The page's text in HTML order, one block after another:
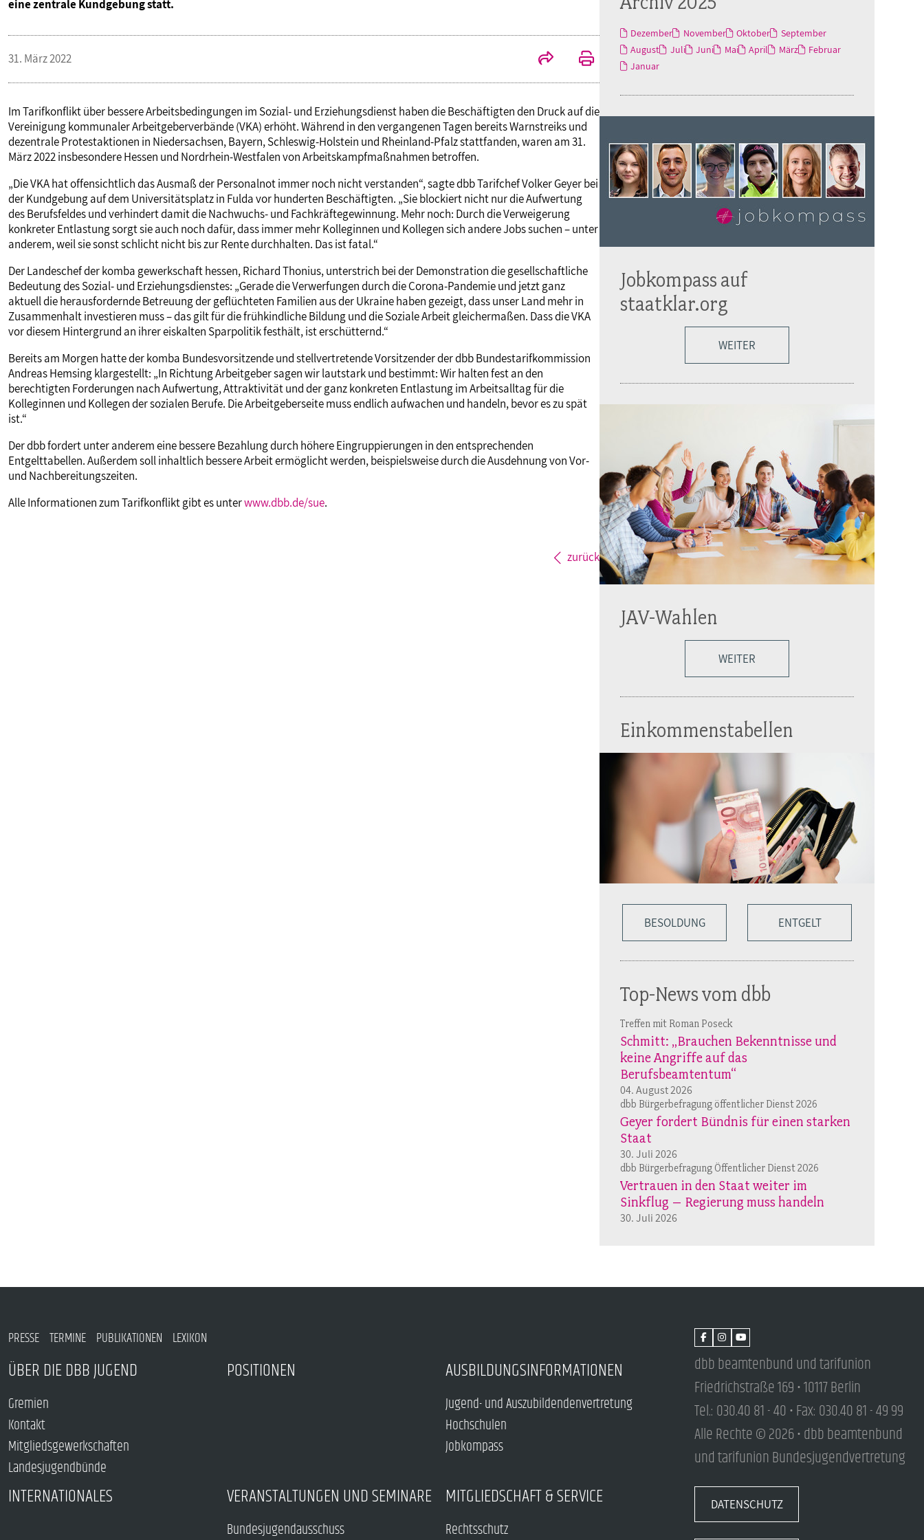
Parlamentarisches Sommerfest
MITGLIEDSCHAFT & SERVICE
eine zentrale Kundgebung statt.
31. März 2022
Im Tarifkonflikt über bessere Arbeitsbedingungen im Sozial- und Erziehungsdienst haben die Beschäftigten den Druck auf die
Vereinigung kommunaler Arbeitgeberverbände (VKA) erhöht. Während in den vergangenen Tagen bereits Warnstreiks und
dezentrale Protestaktionen in Niedersachsen, Bayern, Schleswig-Holstein und Rheinland-Pfalz stattfanden, waren am 31.
März 2022 insbesondere Hessen und Nordrhein-Westfalen von Arbeitskampfmaßnahmen betroffen.
„Die VKA hat offensichtlich das Ausmaß der Personalnot immer noch nicht verstanden“, sagte dbb Tarifchef Volker Geyer bei
der Kundgebung auf dem Universitätsplatz in Fulda vor hunderten Beschäftigten. „Sie blockiert nicht nur die Aufwertung
des Berufsfeldes und verhindert damit die Nachwuchs- und Fachkräftegewinnung. Mehr noch: Durch die Verweigerung
konkreter Entlastung sorgt sie auch noch dafür, dass immer mehr Kolleginnen und Kollegen sich andere Jobs suchen – unter
anderem, weil sie sonst schlicht nicht bis zur Rente durchhalten. Das ist fatal.“
Der Landeschef der komba gewerkschaft hessen, Richard Thonius, unterstrich bei der Demonstration die gesellschaftliche
Bedeutung des Sozial- und Erziehungsdienstes: „Gerade die Verwerfungen durch die Corona-Pandemie und jetzt ganz
aktuell die herausfordernde Betreuung der geflüchteten Familien aus der Ukraine haben gezeigt, dass unser Land mehr in
Zusammenhalt investieren muss – das gilt für die frühkindliche Bildung und die Soziale Arbeit gleichermaßen. Dass die VKA
vor diesem Hintergrund an ihrer eiskalten Sparpolitik festhält, ist erschütternd.“
Bereits am Morgen hatte der komba Bundesvorsitzende und stellvertretende Vorsitzender der dbb Bundestarifkommission
Andreas Hemsing klargestellt: „In Richtung Arbeitgeber sagen wir lautstark und bestimmt: Wir halten fest an den
berechtigten Forderungen nach Aufwertung, Attraktivität und der ganz konkreten Entlastung im Arbeitsalltag für die
Kolleginnen und Kollegen der sozialen Berufe. Die Arbeitgeberseite muss endlich aufwachen und handeln, bevor es zu spät
ist.“
Der dbb fordert unter anderem eine bessere Bezahlung durch höhere Eingruppierungen in den entsprechenden
Entgelttabellen. Außerdem soll inhaltlich bessere Arbeit ermöglicht werden, beispielsweise durch die Ausdehnung von Vor-
und Nachbereitungszeiten.
Alle Informationen zum Tarifkonflikt gibt es unterwww.dbb.de/sue.
zurück
Dezember November Oktober
September
August
Juli Juni Mai April März
Februar
Januar
Jobkompass auf
staatklar.org
WEITER
JAV-Wahlen
WEITER
Einkommenstabellen
BESOLDUNG ENTGELT
Top-News vom dbb
Treffen mit Roman Poseck
Schmitt: „Brauchen Bekenntnisse und
keine Angriffe auf das
Berufsbeamtentum“
04. August 2026
dbb Bürgerbefragung öffentlicher Dienst 2026
Geyer fordert Bündnis für einen starken
Staat
30. Juli 2026
dbb Bürgerbefragung Öffentlicher Dienst 2026
Vertrauen in den Staat weiter im
Sinkflug – Regierung muss handeln
30. Juli 2026
PRESSE TERMINE PUBLIKATIONEN LEXIKON
ÜBER DIE DBB JUGEND
Gremien
Kontakt
Mitgliedsgewerkschaften
Landesjugendbünde
POSITIONEN AUSBILDUNGSINFORMATIONEN
Jugend- und Auszubildendenvertretung
Hochschulen
Jobkompass
INTERNATIONALES VERANSTALTUNGEN UND SEMINARE
Bundesjugendausschuss
MITGLIEDSCHAFT & SERVICE
Rechtsschutz
dbb beamtenbund und tarifunion
Friedrichstraße 169 • 10117 Berlin
Tel.: 030.40 81 - 40 • Fax: 030.40 81 - 49 99
Alle Rechte © 2026 • dbb beamtenbund
und tarifunion Bundesjugendvertretung
DATENSCHUTZ